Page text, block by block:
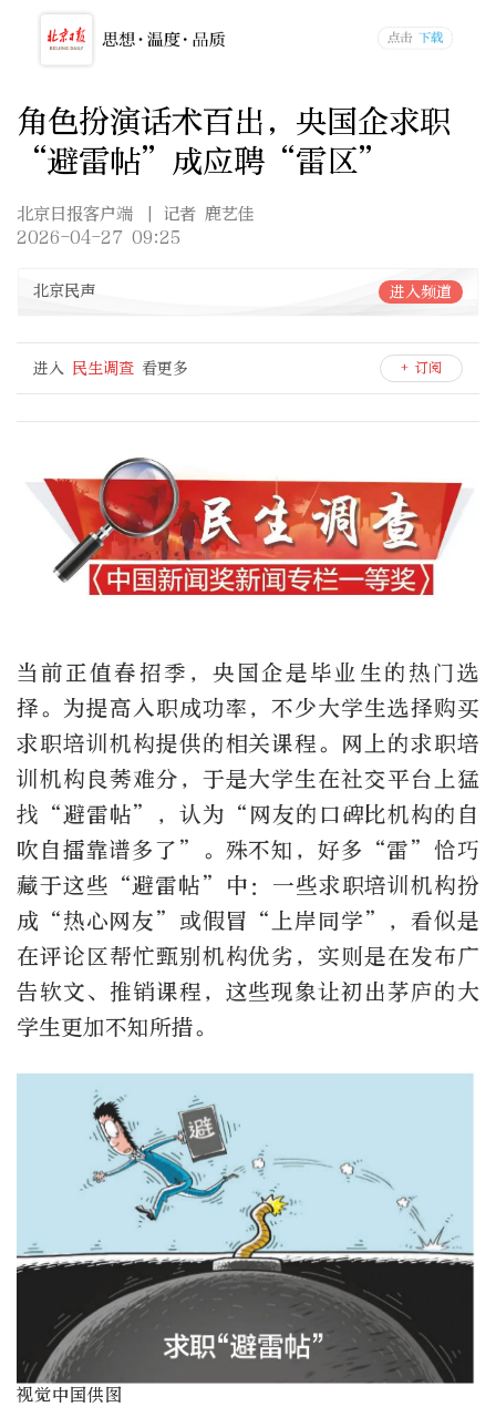
角色扮演话术百出，央国企求职
“避雷帖”成应聘“雷区”
北京日报客户端
| 记者 鹿艺佳
2026-04-27 09:25
北京民声 进入频道
进入 民生调查 看更多 + 订阅
当前正值春招季，央国企是毕业生的热门选
择。为提高入职成功率，不少大学生选择购买
求职培训机构提供的相关课程。网上的求职培
训机构良莠难分，于是大学生在社交平台上猛
找“避雷帖”，认为“网友的口碑比机构的自
吹自擂靠谱多了”。殊不知，好多“雷”恰巧
藏于这些“避雷帖”中：一些求职培训机构扮
成“热心网友”或假冒“上岸同学”，看似是
在评论区帮忙甄别机构优劣，实则是在发布广
告软文、推销课程，这些现象让初出茅庐的大
学生更加不知所措。
视觉中国供图